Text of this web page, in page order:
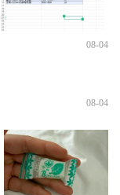
08-04
08-04